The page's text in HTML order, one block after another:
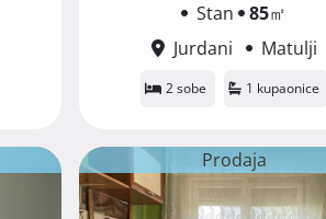
Stan 85㎡
Jurdani
Matulji
2 sobe 1 kupaonice
Prodaja